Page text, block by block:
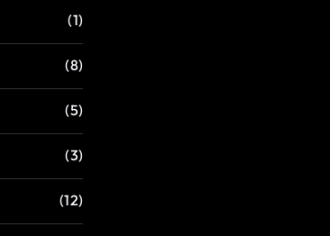
(1)
(8)
(5)
(3)
(12)